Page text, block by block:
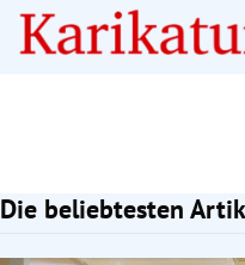
Die beliebtesten
Slide 1 von 7